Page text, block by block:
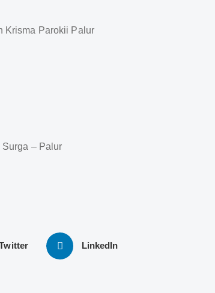
– Palur
LinkedIn